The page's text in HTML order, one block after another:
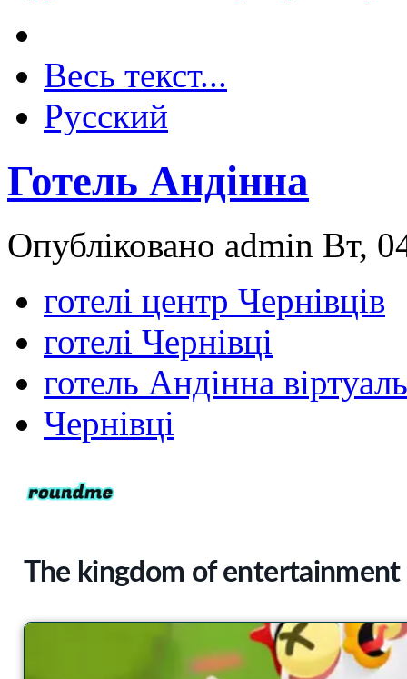
Весь текст...
Русский
Готель Андінна
Опубліковано admin Вт,
готелі центр Чернівців
готелі Чернівці
готель Андінна
Чернівці